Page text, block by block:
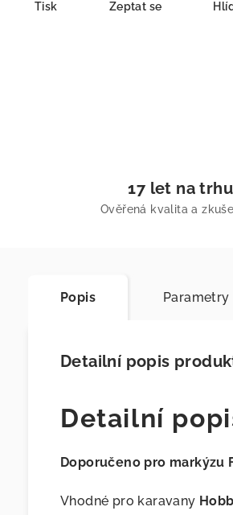
Tisk Zeptat se
17 let na trhu
Ověřená kvalita a
Popis Parametry
Detailní popis
Detailní
Doporučeno pro markýzu
Vhodné pro karavany